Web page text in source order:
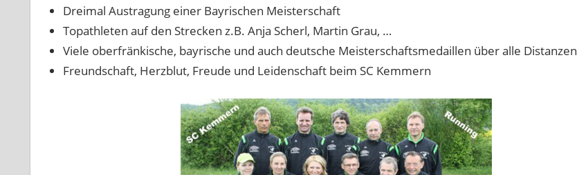
Dreimal Austragung einer Bayrischen Meisterschaft
Topathleten auf den Strecken z.B. Anja Scherl, Martin Grau, …
Viele oberfränkische, bayrische und auch deutsche Meisterschaftsmedaillen über alle Distanzen
Freundschaft, Herzblut, Freude und Leidenschaft beim SC Kemmern